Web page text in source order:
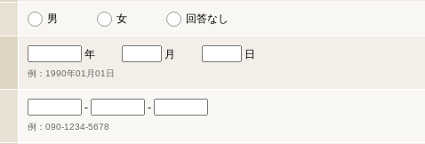
男 女 回答なし
年 月 日
例：1990年01月01日
- -
例：090-1234-5678